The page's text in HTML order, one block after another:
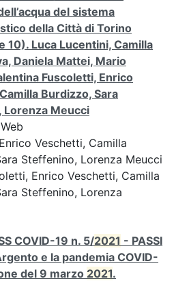
del sistema
della Città di Torino
10). Luca Lucentini, Camilla
Daniela Mattei, Mario
Fuscoletti, Enrico
Burdizzo, Sara
Lorenza Meucci
Veschetti, Camilla
Steffenino, Lorenza Meucci
Enrico Veschetti, Camilla
Steffenino, Lorenza
COVID-19 n. 5/2021 - PASSI
e la pandemia COVID-
del 9 marzo 2021.